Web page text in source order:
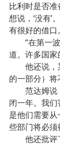
比利时是否
想说，‘没有’
有很好的借口
“在第一
道。许多国家
他还说，
的一部分）将
范达姆说
闭一年。我
是他们需要
些部门将必须
他还批评